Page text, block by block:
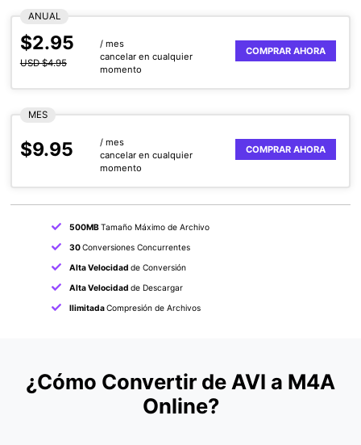
ANUAL
$2.95
USD $4.95
/ mes
cancelar en cualquier
momento
COMPRAR AHORA
MES
$9.95
/ mes
cancelar en cualquier
momento
COMPRAR AHORA
500MBTamaño Máximo de Archivo
30Conversiones Concurrentes
Alta Velocidad de Conversión
Alta Velocidad de Descargar
IlimitadaCompresión de Archivos
¿Cómo Convertir de AVI a M4A
Online?